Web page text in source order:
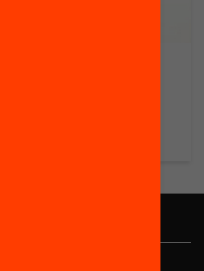
Igualtat i la
ja han triat Equitat. Rep